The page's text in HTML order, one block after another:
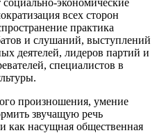
всех сторон
практика
и слушаний, выступлений
деятелей, лидеров партий и
специалистов в
произношения, умение
звучащую речь
как насущная общественная